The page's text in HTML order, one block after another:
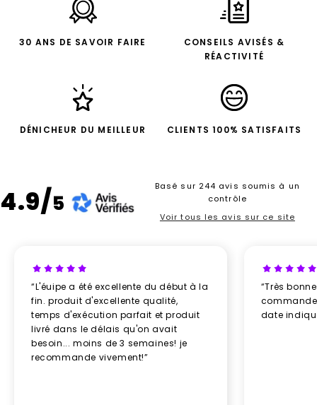
30 ANS DE SAVOIR FAIRE
CONSEILS AVISÉS &
RÉACTIVITÉ
DÉNICHEUR DU MEILLEUR CLIENTS 100% SATISFAITS
4.9/5
Basé sur 244 avis soumis à un
contrôle
Voir tous les avis sur ce site
“L'éuipe a été excellente du début à la
fin. produit d'excellente qualité,
temps d'exécution parfait et produit
livré dans le délais qu'on avait
besoin... moins de 3 semaines! je
recommande vivement!”
“Très
date